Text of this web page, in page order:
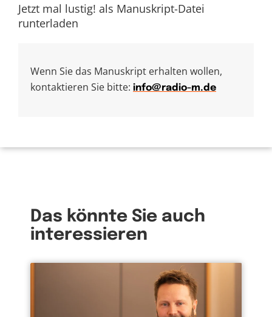
Jetzt mal lustig! als Manuskript-Datei
runterladen
Wenn Sie das Manuskript erhalten wollen,
kontaktieren Sie bitte: info@radio-m.de
Das könnte Sie auch
interessieren